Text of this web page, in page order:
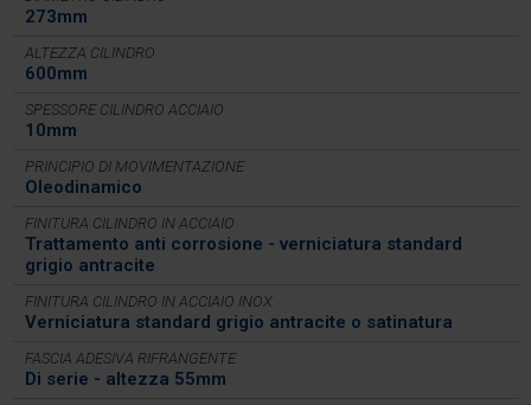
273mm
ALTEZZA CILINDRO
600mm
SPESSORE CILINDRO ACCIAIO
10mm
PRINCIPIO DI MOVIMENTAZIONE
Oleodinamico
FINITURA CILINDRO IN ACCIAIO
Trattamento anti corrosione - verniciatura standard
grigio antracite
FINITURA CILINDRO IN ACCIAIO INOX
Verniciatura standard grigio antracite o satinatura
FASCIA ADESIVA RIFRANGENTE
Di serie - altezza 55mm